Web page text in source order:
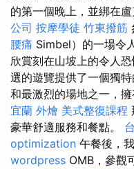
的第一個晚上，並綁在
公司 按摩學徒 竹東撥筋
腰痛 Simbel）的一場令
欣賞刻在山坡上的令人恐
選的遊覽提供了一個獨
和最激烈的場地之一，擁
宜蘭 外燴 美式整復課程
豪華舒適服務和餐點。
optimization 午餐後，
wordpress OMB，參觀